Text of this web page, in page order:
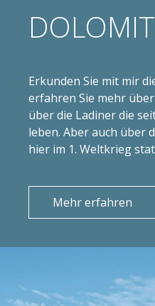
Erkunden Sie mit mir
erfahren Sie mehr
über die Ladiner die
leben. Aber auch über
hier im 1. Weltkrieg
Mehr erfahren